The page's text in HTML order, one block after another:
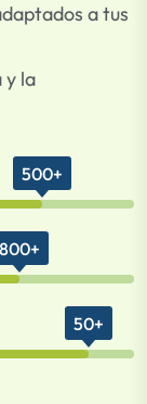
a tus
y la
500+
800+
50+